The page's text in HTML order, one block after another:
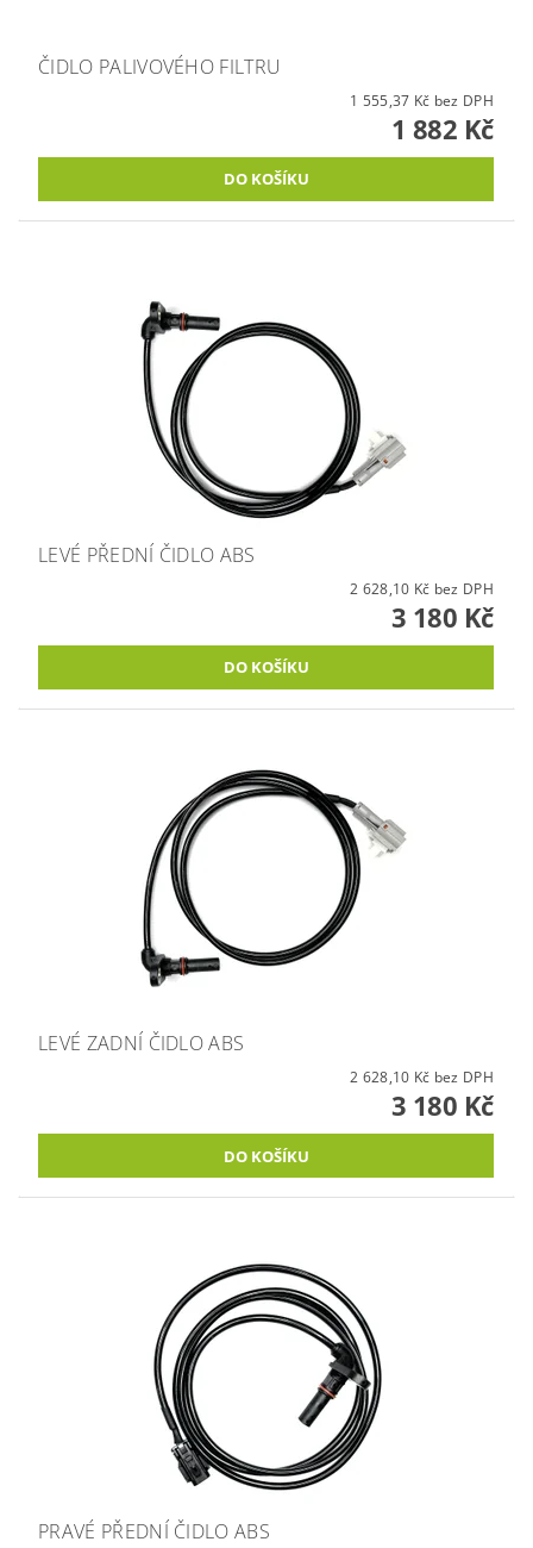
ČIDLO PALIVOVÉHO FILTRU
1 555,37 Kč bez DPH
1 882 Kč
LEVÉ PŘEDNÍ ČIDLO ABS
2 628,10 Kč bez DPH
3 180 Kč
LEVÉ ZADNÍ ČIDLO ABS
2 628,10 Kč bez DPH
3 180 Kč
PRAVÉ PŘEDNÍ ČIDLO ABS